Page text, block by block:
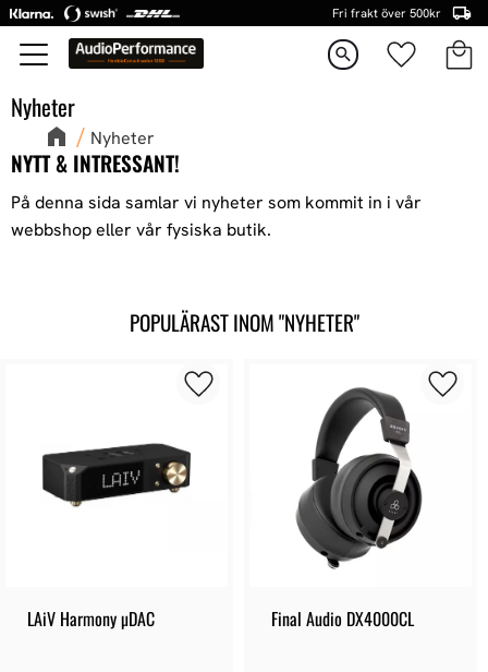
Meny
Fri frakt över 500kr
search Favoriter
Nyheter
Nyheter
NYTT & INTRESSANT!
På denna sida samlar vi nyheter som kommit in i vår
webbshop eller vår fysiska butik.
POPULÄRAST INOM "NYHETER"
LAiV Harmony µDAC Final Audio DX4000CL